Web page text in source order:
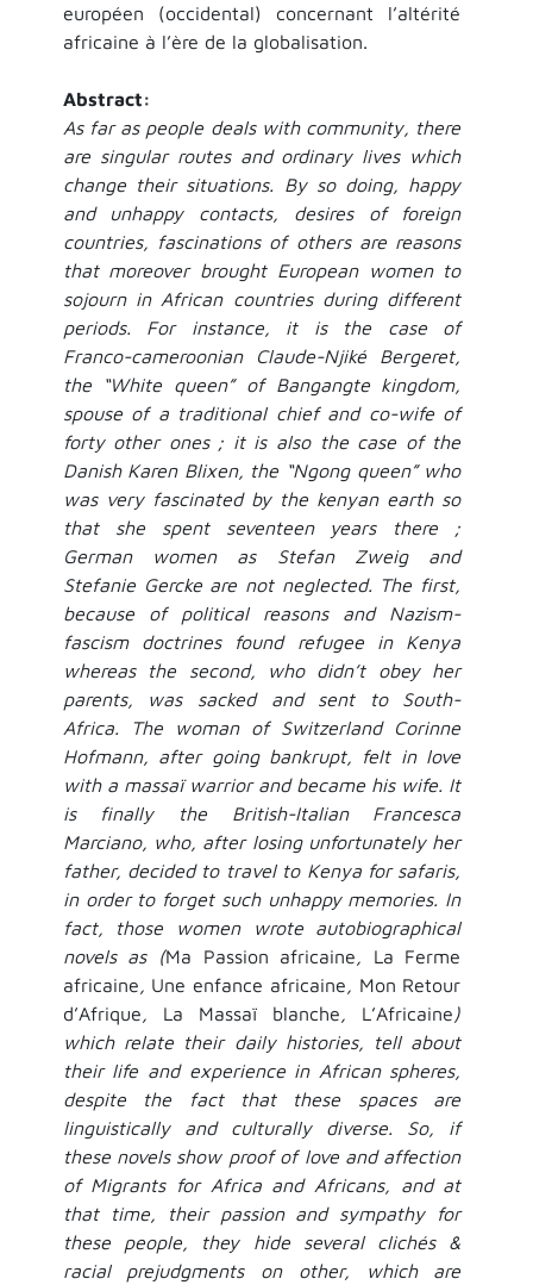
européen (occidental) concernant l’altérité
africaine à l’ère de la globalisation.
Abstract:
As far as people deals with community, there
are singular routes and ordinary lives which
change their situations. By so doing, happy
and unhappy contacts, desires of foreign
countries, fascinations of others are reasons
that moreover brought European women to
sojourn in African countries during different
periods. For instance, it is the case of
Franco-cameroonian Claude-Njiké Bergeret,
the “White queen” of Bangangte kingdom,
spouse of a traditional chief and co-wife of
forty other ones ; it is also the case of the
Danish Karen Blixen, the “Ngong queen” who
was very fascinated by the kenyan earth so
that she spent seventeen years there ;
German women as Stefan Zweig and
Stefanie Gercke are not neglected. The first,
because of political reasons and Nazism-
fascism doctrines found refugee in Kenya
whereas the second, who didn’t obey her
parents, was sacked and sent to South-
Africa. The woman of Switzerland Corinne
Hofmann, after going bankrupt, felt in love
with a massaï warrior and became his wife. It
is finally the British-Italian Francesca
Marciano, who, after losing unfortunately her
father, decided to travel to Kenya for safaris,
in order to forget such unhappy memories. In
fact, those women wrote autobiographical
novels as (Ma Passion africaine, La Ferme
africaine, Une enfance africaine, Mon Retour
d’Afrique, La Massaï blanche, L’Africaine)
which relate their daily histories, tell about
their life and experience in African spheres,
despite the fact that these spaces are
linguistically and culturally diverse. So, if
these novels show proof of love and affection
of Migrants for Africa and Africans, and at
that time, their passion and sympathy for
these people, they hide several clichés &
racial prejudgments on other, which are